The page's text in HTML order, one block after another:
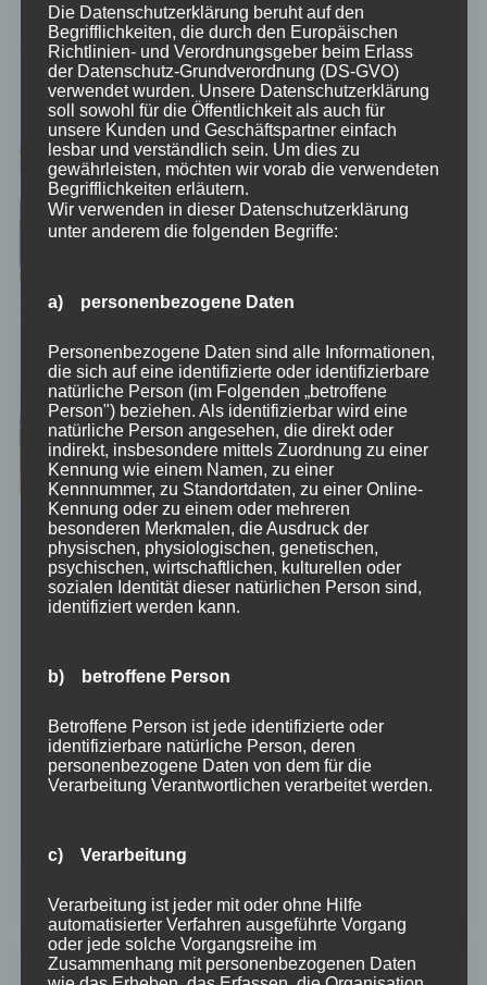
Dialog oder Diskussion, was ist der Unterschied? In
vielen Unternehmen findet Kommunikation meist in
Form von Diskussionen statt. Doch der Unterschied
zwischen Dialog und Diskussion ist essenziell,
LinkedIn
XINGWhatsApp
Facebook
X Teams
Copy
Link
Teilen
Die Datenschutzerklärung beruht auf den
Begrifflichkeiten, die durch den Europäischen
Richtlinien- und Verordnungsgeber beim Erlass
der Datenschutz-Grundverordnung (DS-GVO)
verwendet wurden. Unsere Datenschutzerklärung
soll sowohl für die Öffentlichkeit als auch für
unsere Kunden und Geschäftspartner einfach
lesbar und verständlich sein. Um dies zu
gewährleisten, möchten wir vorab die verwendeten
Begrifflichkeiten erläutern.
Wir verwenden in dieser Datenschutzerklärung
unter anderem die folgenden Begriffe:
a) personenbezogene Daten
Personenbezogene Daten sind alle Informationen,
die sich auf eine identifizierte oder identifizierbare
natürliche Person (im Folgenden „betroffene
Person") beziehen. Als identifizierbar wird eine
natürliche Person angesehen, die direkt oder
indirekt, insbesondere mittels Zuordnung zu einer
Kennung wie einem Namen, zu einer
Kennnummer, zu Standortdaten, zu einer Online-
Kennung oder zu einem oder mehreren
besonderen Merkmalen, die Ausdruck der
physischen, physiologischen, genetischen,
psychischen, wirtschaftlichen, kulturellen oder
sozialen Identität dieser natürlichen Person sind,
identifiziert werden kann.
b) betroffene Person
Betroffene Person ist jede identifizierte oder
identifizierbare natürliche Person, deren
personenbezogene Daten von dem für die
Verarbeitung Verantwortlichen verarbeitet werden.
c) Verarbeitung
Verarbeitung ist jeder mit oder ohne Hilfe
automatisierter Verfahren ausgeführte Vorgang
oder jede solche Vorgangsreihe im
Zusammenhang mit personenbezogenen Daten